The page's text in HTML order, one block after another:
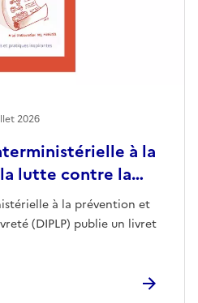
à la
lutte contre la…
à la prévention et
(DIPLP) publie un livret
2026